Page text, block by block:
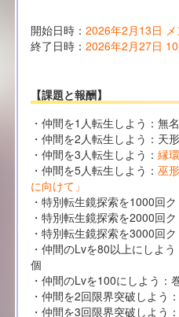
開始日時： 2026年2月13日
終了日時： 2026年2月27日
【課題と報酬】
・仲間を1人転生しよう：無
・仲間を2人転生しよう：天
・仲間を3人転生しよう： 縁環
・仲間を5人転生しよう： 巫
に向けて」
・特別転生鏡探索を1000回
・特別転生鏡探索を2000回
・特別転生鏡探索を3000回
・仲間のLvを80以上にしよ
個
・仲間のLvを100にしよう
・仲間を2回限界突破しよう
・仲間を3回限界突破しよう